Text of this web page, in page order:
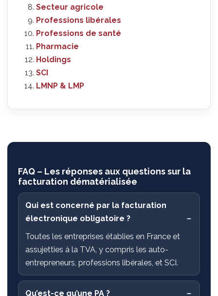
Secteur agricole
Professions libérales
Professions de santé
Pharmacie
Holdings
SCI
LMNP & LMP
FAQ – Les réponses aux questions sur la
facturation dématérialisée
Qui est concerné par la facturation
électronique obligatoire ?
Toutes les entreprises établies en France et
assujetties à la TVA, y compris les auto-
entrepreneurs, professions libérales, et SCI.
Qu’est-ce qu’une PA ?